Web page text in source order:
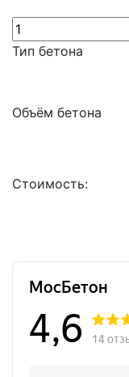
Тип бетона
Объём бетона
Стоимость: